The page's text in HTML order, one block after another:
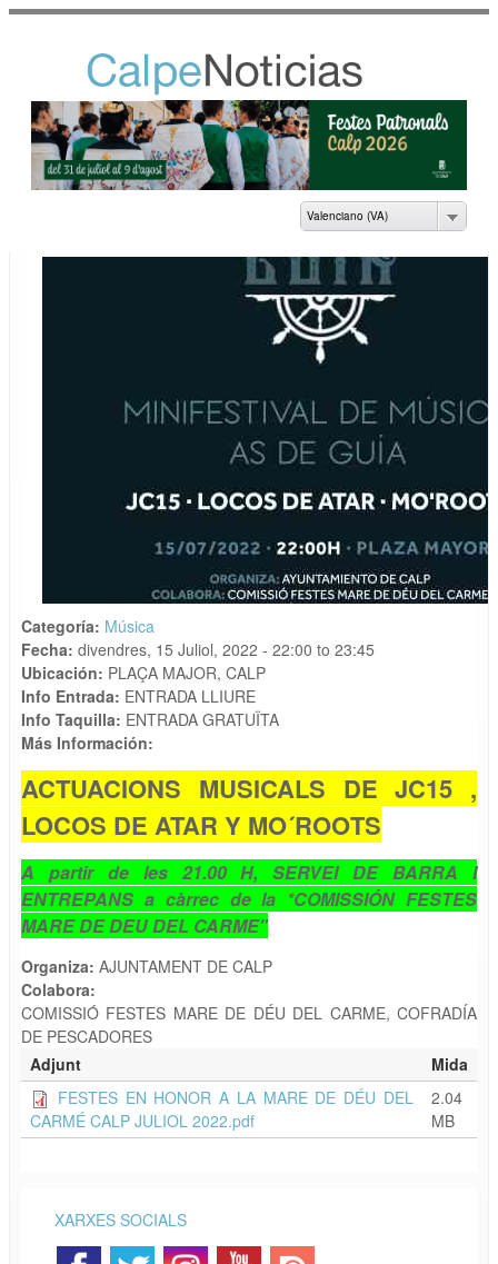
NOTICIAS DEL
AYUNTAMIENTO DE
Valenciano (VA)
Categoría: Música
Fecha: divendres, 15 Juliol, 2022 - 22:00 to 23:45
Ubicación: PLAÇA MAJOR, CALP
Info Entrada: ENTRADA LLIURE
Info Taquilla: ENTRADA GRATUÏTA
Más Información:
ACTUACIONS MUSICALS DE JC15 ,
LOCOS DE ATAR Y MO´ROOTS
A partir de les 21.00 H, SERVEI DE BARRA I
ENTREPANS a càrrec de la *COMISSIÓN FESTES
MARE DE DEU DEL CARME"
Organiza: AJUNTAMENT DE CALP
Colabora:
COMISSIÓ FESTES MARE DE DÉU DEL CARME, COFRADÍA
DE PESCADORES
Adjunt
Mida
FESTES EN HONOR A LA MARE DE DÉU DEL
CARMÉ CALP JULIOL 2022.pdf
2.04
MB
XARXES SOCIALS